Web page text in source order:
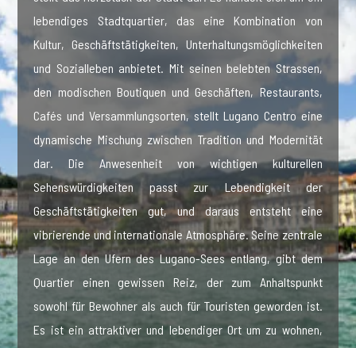
lebendiges Stadtquartier, das eine Kombination von
Kultur, Geschäftstätigkeiten, Unterhaltungsmöglichkeiten
und Sozialleben anbietet. Mit seinen belebten Strassen,
den modischen Boutiquen und Geschäften, Restaurants,
Cafés und Versammlungsorten, stellt Lugano Centro eine
dynamische Mischung zwischen Tradition und Modernität
dar. Die Anwesenheit von wichtigen kulturellen
Sehenswürdigkeiten passt zur Lebendigkeit der
Geschäftstätigkeiten gut, und daraus entsteht eine
vibrierende und internationale Atmosphäre. Seine zentrale
Lage an den Ufern des Lugano-Sees entlang, gibt dem
Quartier einen gewissen Reiz, der zum Anhaltspunkt
sowohl für Bewohner als auch für Touristen geworden ist.
Es ist ein attraktiver und lebendiger Ort um zu wohnen,